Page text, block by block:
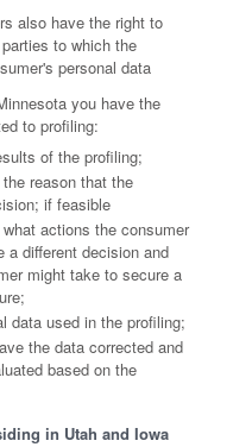
also have the right to
to which the
personal data
you have the
to profiling:
of the profiling;
reason that the
if feasible
actions the consumer
a different decision and
might take to secure a
data used in the profiling;
the data corrected and
based on the
in Utah and Iowa